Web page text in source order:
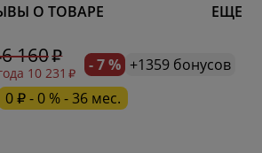
О ТОВАРЕ ЕЩЕ
160
10 231 - 7 % +1359 бонусов
0 ₽ - 0 % - 36 мес.
поле